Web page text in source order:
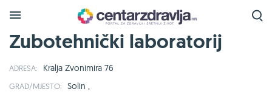
Zubotehnički laboratorij
ADRESA: Kralja Zvonimira 76
GRAD/MJESTO: Solin ,